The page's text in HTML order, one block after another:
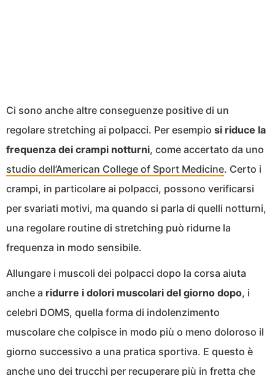
Ci sono anche altre conseguenze positive di un
regolare stretching ai polpacci. Per esempio si riduce la
frequenza dei crampi notturni, come accertato da uno
studio dell’American College of Sport Medicine. Certo i
crampi, in particolare ai polpacci, possono verificarsi
per svariati motivi, ma quando si parla di quelli notturni,
una regolare routine di stretching può ridurne la
frequenza in modo sensibile.
Allungare i muscoli dei polpacci dopo la corsa aiuta
anche a ridurre i dolori muscolari del giorno dopo, i
celebri DOMS, quella forma di indolenzimento
muscolare che colpisce in modo più o meno doloroso il
giorno successivo a una pratica sportiva. E questo è
anche uno dei trucchi per recuperare più in fretta che